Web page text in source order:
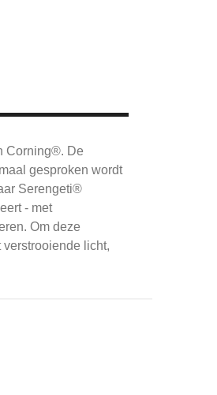
Corning®. De
gesproken wordt
Serengeti®
- met
Om deze
licht,